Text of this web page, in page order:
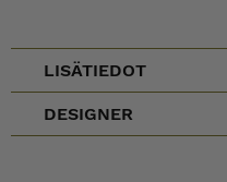
LISÄTIEDOT
DESIGNER